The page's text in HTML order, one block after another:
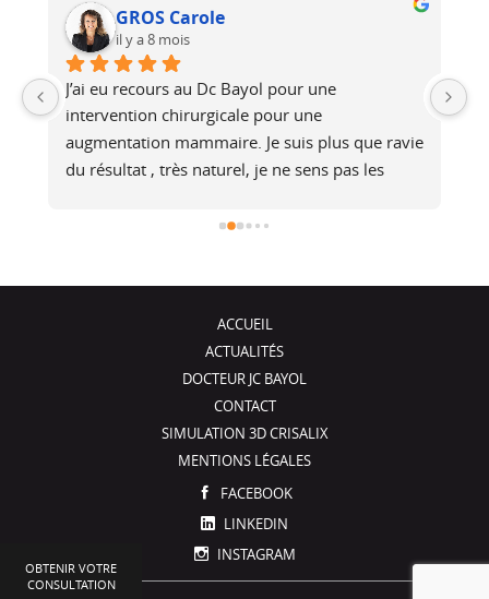
OBTENIR VOTRE
CONSULTATION
Solène André
il y a 8 mois
Le docteur Bayol est très consciencieux et
bienveillant, il prends le temps de répondre
aux questions et essaie de comprendre les
attentes, en expliquant ce qui est faisable ou
je recommandeSolene
ACCUEIL
ACTUALITÉS
DOCTEUR JC BAYOL
CONTACT
SIMULATION 3D CRISALIX
MENTIONS LÉGALES
FACEBOOK
LINKEDIN
INSTAGRAM